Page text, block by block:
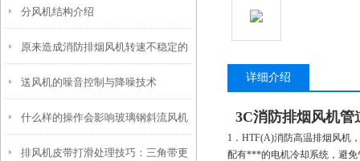
分风机结构介绍
原来造成消防排烟风机转速不稳定的
原因是这些
送风机的噪音控制与降噪技术
什么样的操作会影响玻璃钢斜流风机
的使用寿命
排风机皮带打滑处理技巧：三角带更
详细介绍
3C消防排烟风机管
1．HTF(A)消防高温排烟风机
配有***的电机冷却系统，避